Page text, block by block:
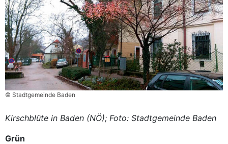
© Stadtgemeinde Baden
Kirschblüte in Baden (NÖ); Foto: Stadtgemeinde Baden
Grün